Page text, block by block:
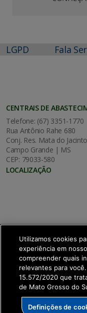
LGPD Fala
CENTRAIS DE
Telefone: (67) 3351-1770
Rua Antônio Rahe 680
Conj. Res. Mata do Jacinto
Campo Grande | MS
CEP: 79033-580
LOCALIZAÇÃO
SETDIG |
Digital
Utilizamos cookies
experiência em
compreender quais
relevantes para
15.572/2020 que
de Mato Grosso do
Definições de